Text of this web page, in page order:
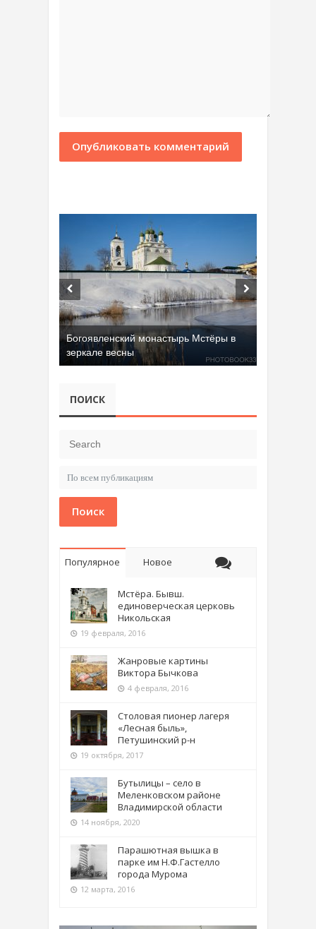
Богоявленский монастырь Мстёры в
зеркале весны
Добрятинский карьер (д. Алферово)
ПОИСК
Поиск
Популярное Новое
Мстёра. Бывш.
единоверческая церковь
Никольская
19 февраля, 2016
Жанровые картины
Виктора Бычкова
4 февраля, 2016
Столовая пионер лагеря
«Лесная быль»,
Петушинский р-н
19 октября, 2017
Бутылицы – село в
Меленковском районе
Владимирской области
14 ноября, 2020
Парашютная вышка в
парке им Н.Ф.Гастелло
города Мурома
12 марта, 2016